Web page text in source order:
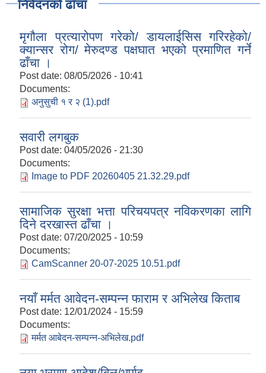
निवेदनको ढाँचा
मृगौला प्रत्यारोपण गरेको/ डायलाईसिस गरिरहेको/
क्यान्सर रोग/ मेरुदण्ड पक्षघात भएको प्रमाणित गर्ने
ढाँचा ।
Post date: 08/05/2026 - 10:41
Documents:
अनुसुची १ र २ (1).pdf
सवारी लगबुक
Post date: 04/05/2026 - 21:30
Documents:
Image to PDF 20260405 21.32.29.pdf
सामाजिक सुरक्षा भत्ता परिचयपत्र नविकरणका लागि
दिने दरखास्त ढाँचा ।
Post date: 07/20/2025 - 10:59
Documents:
CamScanner 20-07-2025 10.51.pdf
नयाँ मर्मत आवेदन-सम्पन्न फाराम र अभिलेख किताब
Post date: 12/01/2024 - 15:59
Documents:
मर्मत आबेदन-सम्पन्न-अभिलेख.pdf